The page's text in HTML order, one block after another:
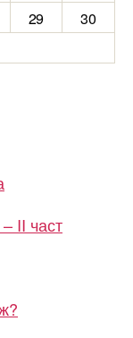
29
30
II част